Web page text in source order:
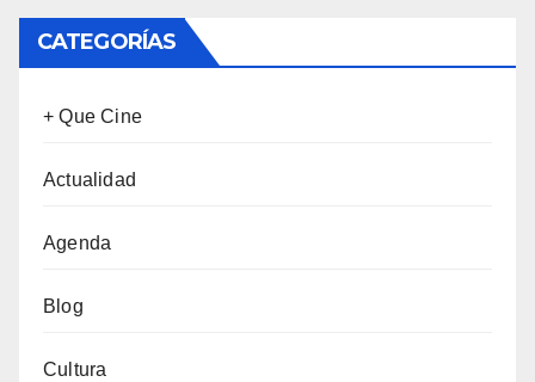
CATEGORÍAS
+ Que Cine
Actualidad
Agenda
Blog
Cultura